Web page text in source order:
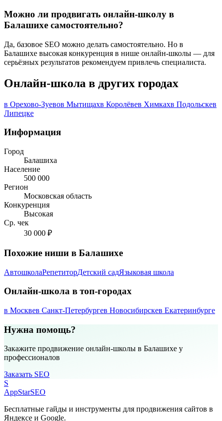
Можно ли продвигать онлайн-школу в
Балашихе самостоятельно?
Да, базовое SEO можно делать самостоятельно. Но в
Балашихе высокая конкуренция в нише онлайн-школы — для
серьёзных результатов рекомендуем привлечь специалиста.
Онлайн-школа в других городах
в Орехово-Зуевов Мытищахв Королёвев Химкахв Подольскев
Липецке
Информация
Город
Балашиха
Население
500 000
Регион
Московская область
Конкуренция
Высокая
Ср. чек
30 000 ₽
Похожие ниши в Балашихе
АвтошколаРепетиторДетский садЯзыковая школа
Онлайн-школа в топ-городах
в Москвев Санкт-Петербургев Новосибирскев Екатеринбурге
Нужна помощь?
Закажите продвижение онлайн-школы в Балашихе у
профессионалов
Заказать SEO
S
AppStarSEO
Бесплатные гайды и инструменты для продвижения сайтов в
Яндексе и Google.